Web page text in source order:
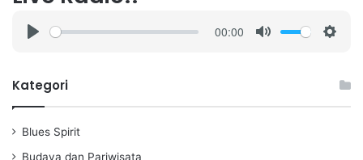
a
00:00
Kategori
Blues Spirit
Budaya dan Pariwisata